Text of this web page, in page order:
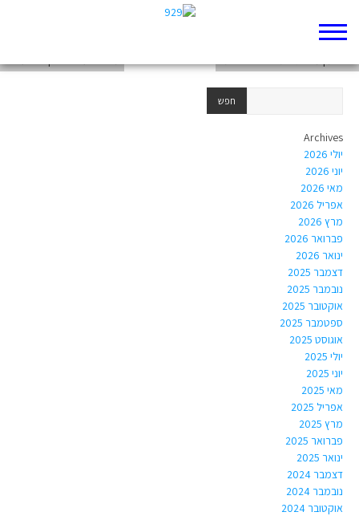
Archives
יולי 2026
יוני 2026
מאי 2026
אפריל 2026
מרץ 2026
פברואר 2026
ינואר 2026
דצמבר 2025
נובמבר 2025
אוקטובר 2025
ספטמבר 2025
אוגוסט 2025
יולי 2025
יוני 2025
מאי 2025
אפריל 2025
מרץ 2025
פברואר 2025
ינואר 2025
דצמבר 2024
נובמבר 2024
אוקטובר 2024